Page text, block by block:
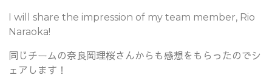
I will share the impression of my team member, Rio
Naraoka!
同じチームの奈良岡理桜さんからも感想をもらったのでシ
ェアします！